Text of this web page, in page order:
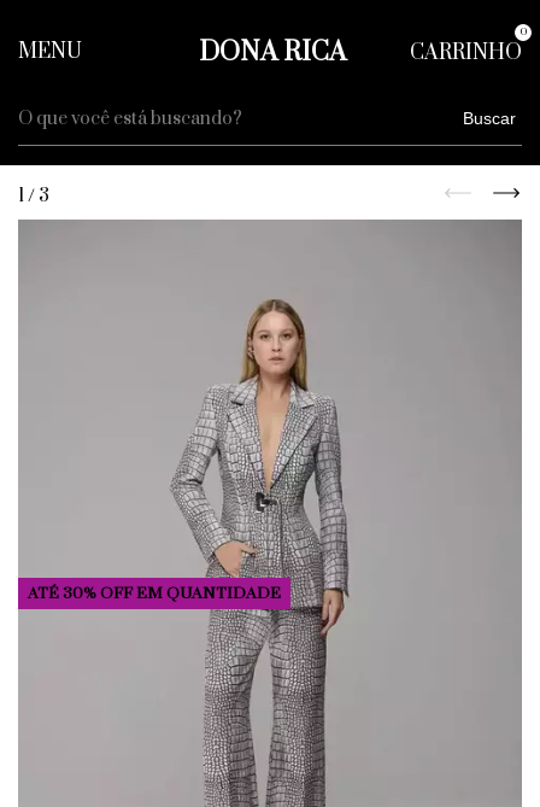
MENU DONA RICA CARRINHO
0
Buscar
1/ 3
ATÉ 30% OFFEM QUANTIDADE